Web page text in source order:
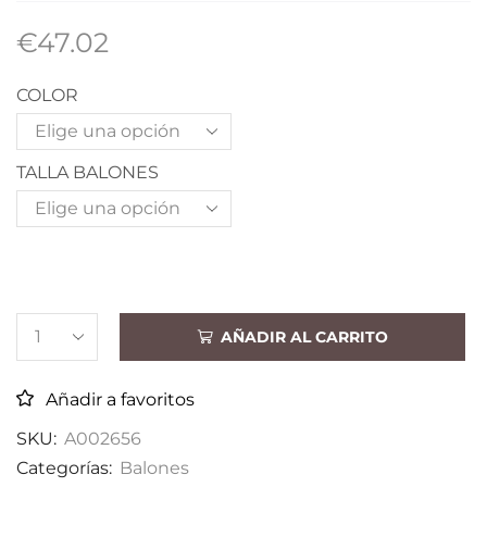
€47.02
COLOR
TALLA BALONES
AÑADIR AL CARRITO
Añadir a favoritos
SKU: A002656
Categorías: Balones